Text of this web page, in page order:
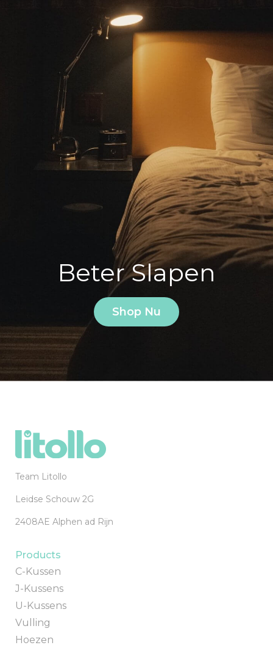
Beter Slapen
Shop Nu
Team Litollo
Leidse Schouw 2G
2408AE Alphen ad Rijn
Products
C-Kussen
J-Kussens
U-Kussens
Vulling
Hoezen